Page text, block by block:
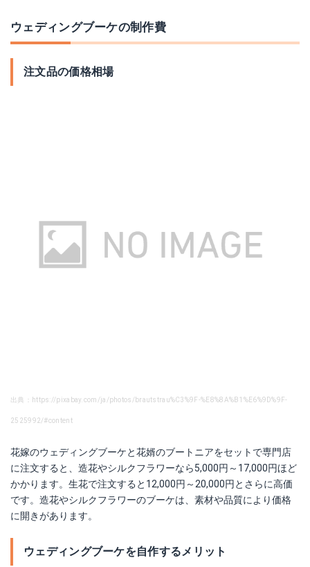
ウェディングブーケの制作費
注文品の価格相場
出典：https://pixabay.com/ja/photos/brautstrau%C3%9F-%E8%8A%B1%E6%9D%9F-
2525992/#content
花嫁のウェディングブーケと花婿のブートニアをセットで専門店
に注文すると、造花やシルクフラワーなら5,000円～17,000円ほど
かかります。生花で注文すると12,000円～20,000円とさらに高価
です。造花やシルクフラワーのブーケは、素材や品質により価格
に開きがあります。
ウェディングブーケを自作するメリット